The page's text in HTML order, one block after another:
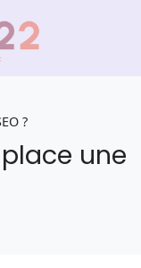
?
une